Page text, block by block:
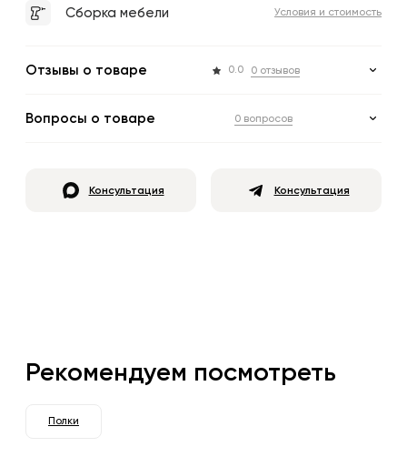
Сборка мебели Условия и стоимость
Отзывы о товаре 0.0 0 отзывов
Вопросы о товаре 0 вопросов
Консультация Консультация
Рекомендуем посмотреть
Полки